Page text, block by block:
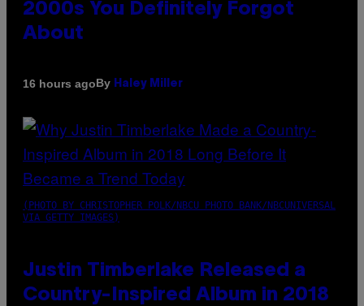
2000s You Definitely Forgot
About
16 hours agoBy Haley Miller
(PHOTO BY CHRISTOPHER POLK/NBCU PHOTO BANK/NBCUNIVERSAL
VIA GETTY IMAGES)
Justin Timberlake Released a
Country-Inspired Album in 2018